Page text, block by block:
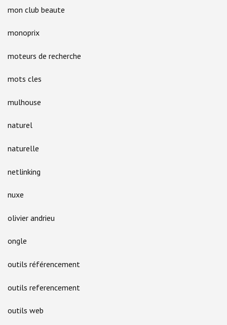
mon club beaute
monoprix
moteurs de recherche
mots cles
mulhouse
naturel
naturelle
netlinking
nuxe
olivier andrieu
ongle
outils référencement
outils referencement
outils web